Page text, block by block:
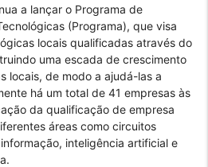
a lançar o Programa de
(Programa), que visa
locais qualificadas através do
uma escada de crescimento
locais, de modo a ajudá-las a
há um total de 41 empresas às
da qualificação de empresa
áreas como circuitos
inteligência artificial e